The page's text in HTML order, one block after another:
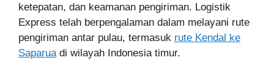
ketepatan, dan keamanan pengiriman. Logistik
Express telah berpengalaman dalam melayani rute
pengiriman antar pulau, termasuk rute Kendal ke
Saparuadi wilayah Indonesia timur.